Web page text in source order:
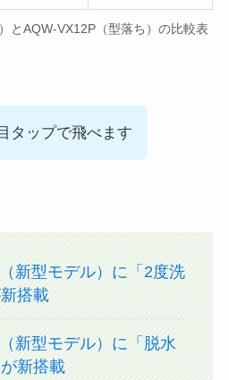
とAQW-VX12P（型落ち）の比較表
タップで飛べます
新型モデル）に「2度洗
搭載
新型モデル）に「脱水
新搭載